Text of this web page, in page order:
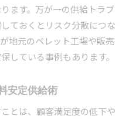
ます。万が一の供給トラブ
ておくとリスク分散につな
地元のペレット工場や販売
している事例もあります。
安定供給術
とは、顧客満足度の低下や